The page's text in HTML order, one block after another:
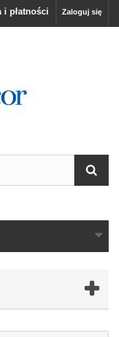
Zaloguj się